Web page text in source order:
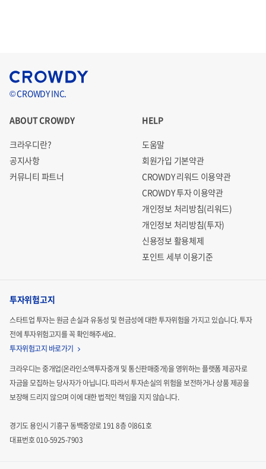
© CROWDY INC.
ABOUT CROWDY
크라우디란?
공지사항
커뮤니티 파트너
HELP
도움말
회원가입 기본약관
CROWDY 리워드 이용약관
CROWDY 투자 이용약관
개인정보 처리방침(리워드)
개인정보 처리방침(투자)
신용정보 활용체제
포인트 세부 이용기준
투자위험고지
스타트업 투자는 원금 손실과 유동성 및 현금성에 대한 투자위험을 가지고 있습니다.투자
전에 투자위험고지를 꼭 확인해주세요.
투자위험고지 바로가기
크라우디는 중개업(온라인소액투자중개 및 통신판매중개)을 영위하는 플랫폼 제공자로
자금을 모집하는당사자가 아닙니다. 따라서 투자손실의 위험을 보전하거나 상품 제공을
보장해 드리지 않으며 이에 대한 법적인 책임을 지지 않습니다.
경기도 용인시 기흥구 동백중앙로 191 8층 이861호
대표번호 010-5925-7903